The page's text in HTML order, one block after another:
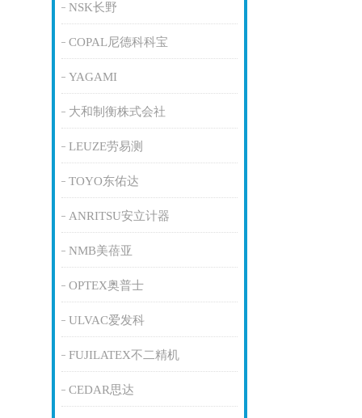
NSK长野
COPAL尼德科科宝
YAGAMI
大和制衡株式会社
LEUZE劳易测
TOYO东佑达
ANRITSU安立计器
NMB美蓓亚
OPTEX奥普士
ULVAC爱发科
FUJILATEX不二精机
CEDAR思达